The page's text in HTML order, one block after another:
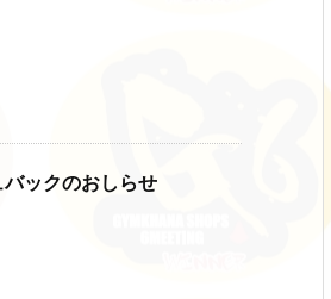
ックのおしらせ